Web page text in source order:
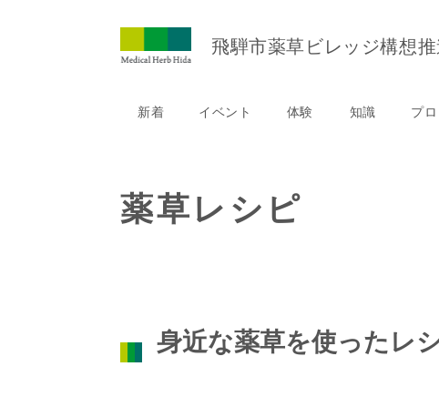
飛騨市薬草ビレッジ構想
新着 イベント 体験 知識 プ
文
薬草レシピ
身近な薬草を使ったレ